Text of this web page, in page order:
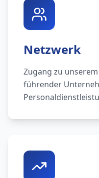
Netzwerk
Zugang zu
führender